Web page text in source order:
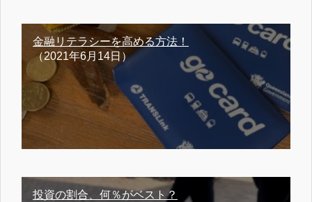
金融リテラシーを高める方法！
（2021年6月14日）
投資の割合、何％がベスト？